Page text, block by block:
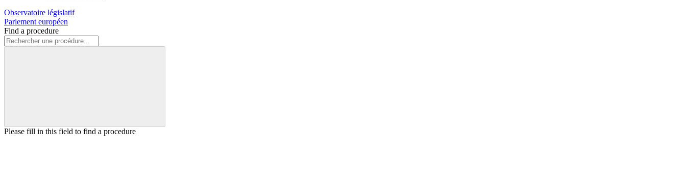
Observatoire législatif
Parlement européen
Find a procedure
Please fill in this field to find a procedure